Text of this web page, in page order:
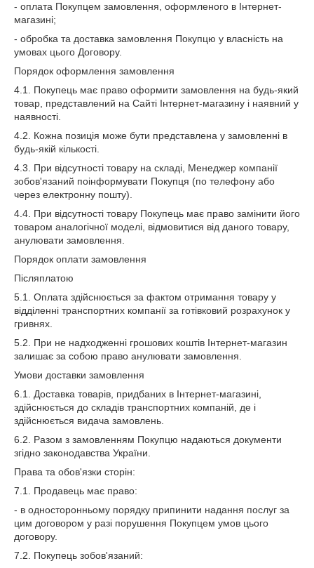
- оплата Покупцем замовлення, оформленого в Інтернет-
магазині;
- обробка та доставка замовлення Покупцю у власність на
умовах цього Договору.
Порядок оформлення замовлення
4.1. Покупець має право оформити замовлення на будь-який
товар, представлений на Сайті Інтернет-магазину і наявний у
наявності.
4.2. Кожна позиція може бути представлена у замовленні в
будь-якій кількості.
4.3. При відсутності товару на складі, Менеджер компанії
зобов'язаний поінформувати Покупця (по телефону або
через електронну пошту).
4.4. При відсутності товару Покупець має право замінити його
товаром аналогічної моделі, відмовитися від даного товару,
анулювати замовлення.
Порядок оплати замовлення
Післяплатою
5.1. Оплата здійснюється за фактом отримання товару у
відділенні транспортних компанії за готівковий розрахунок у
гривнях.
5.2. При не надходженні грошових коштів Інтернет-магазин
залишає за собою право анулювати замовлення.
Умови доставки замовлення
6.1. Доставка товарів, придбаних в Інтернет-магазині,
здійснюється до складів транспортних компаній, де і
здійснюється видача замовлень.
6.2. Разом з замовленням Покупцю надаються документи
згідно законодавства України.
Права та обов'язки сторін:
7.1. Продавець має право:
- в односторонньому порядку припинити надання послуг за
цим договором у разі порушення Покупцем умов цього
договору.
7.2. Покупець зобов'язаний: